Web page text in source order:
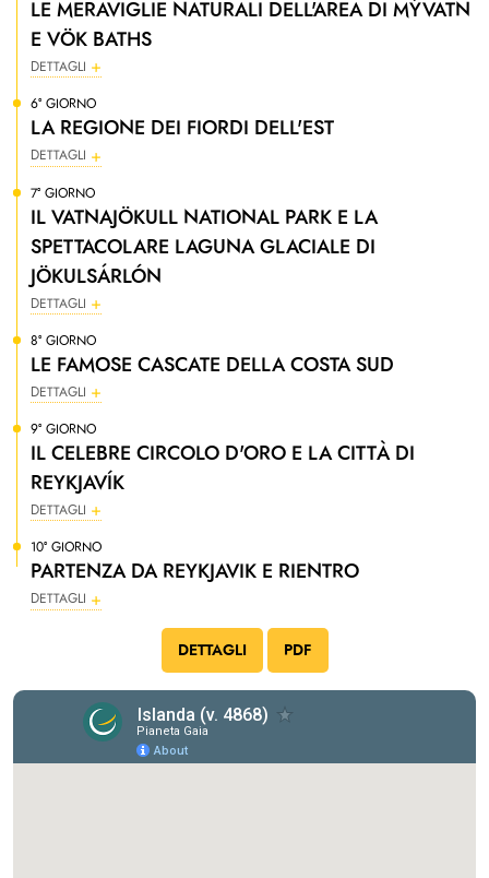
LE MERAVIGLIE NATURALI DELL'AREA DI MÝVATN
E VÖK BATHS
DETTAGLI
6° GIORNO
LA REGIONE DEI FIORDI DELL'EST
DETTAGLI
7° GIORNO
IL VATNAJÖKULL NATIONAL PARK E LA
SPETTACOLARE LAGUNA GLACIALE DI
JÖKULSÁRLÓN
DETTAGLI
8° GIORNO
LE FAMOSE CASCATE DELLA COSTA SUD
DETTAGLI
9° GIORNO
IL CELEBRE CIRCOLO D'ORO E LA CITTÀ DI
REYKJAVÍK
DETTAGLI
10° GIORNO
PARTENZA DA REYKJAVIK E RIENTRO
DETTAGLI
DETTAGLI PDF